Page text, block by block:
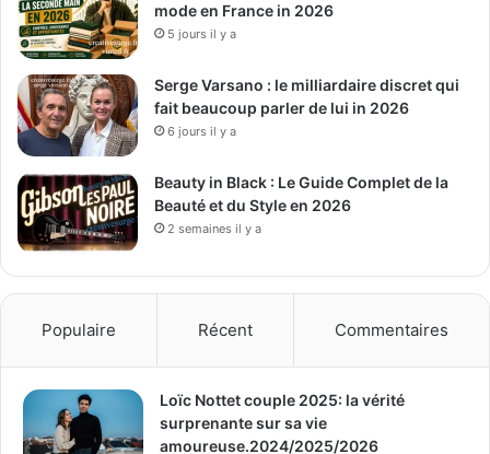
mode en France in 2026
5 jours il y a
Serge Varsano : le milliardaire discret qui
fait beaucoup parler de lui in 2026
6 jours il y a
Beauty in Black : Le Guide Complet de la
Beauté et du Style en 2026
2 semaines il y a
Populaire Récent Commentaires
Loïc Nottet couple 2025: la vérité
surprenante sur sa vie
amoureuse.2024/2025/2026